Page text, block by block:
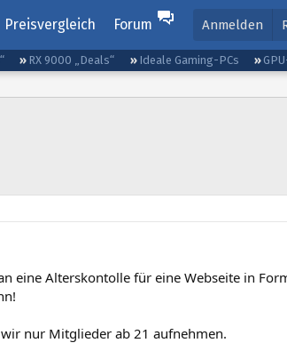
Preisvergleich Forum Anmelden
RX 9000 „Deals“ Ideale Gaming-PCs
eine Alterskontolle für eine Webseite in
wir nur Mitglieder ab 21 aufnehmen.